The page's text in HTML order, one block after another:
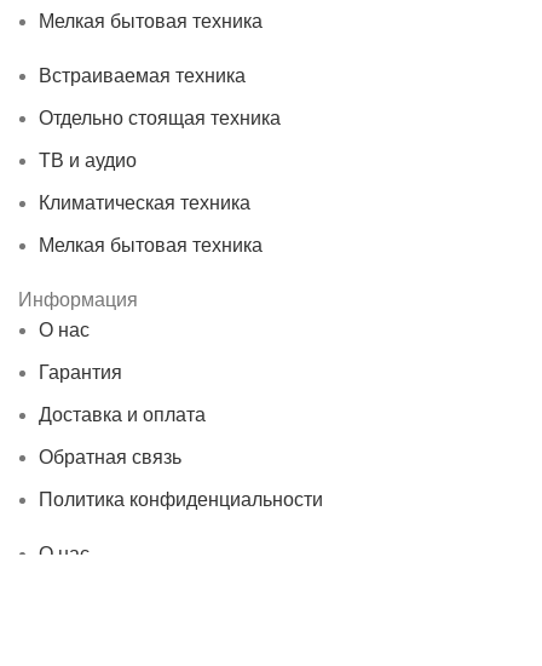
Мелкая бытовая техника
Встраиваемая техника
Отдельно стоящая техника
ТВ и аудио
Климатическая техника
Мелкая бытовая техника
Информация
О нас
Гарантия
Доставка и оплата
Обратная связь
Политика конфиденциальности
О нас